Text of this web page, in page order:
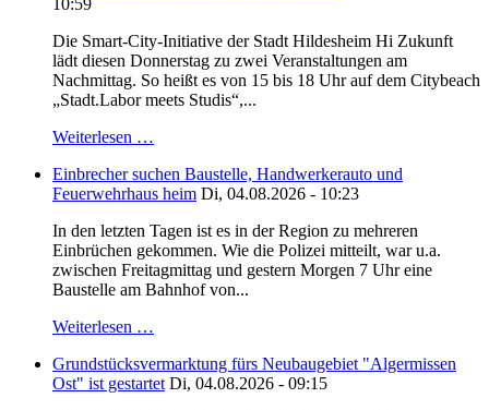
10:59
Die Smart-City-Initiative der Stadt Hildesheim Hi Zukunft
lädt diesen Donnerstag zu zwei Veranstaltungen am
Nachmittag. So heißt es von 15 bis 18 Uhr auf dem Citybeach
„Stadt.Labor meets Studis“,...
Weiterlesen …
Einbrecher suchen Baustelle, Handwerkerauto und
Feuerwehrhaus heim Di, 04.08.2026 - 10:23
In den letzten Tagen ist es in der Region zu mehreren
Einbrüchen gekommen. Wie die Polizei mitteilt, war u.a.
zwischen Freitagmittag und gestern Morgen 7 Uhr eine
Baustelle am Bahnhof von...
Weiterlesen …
Grundstücksvermarktung fürs Neubaugebiet "Algermissen
Ost" ist gestartet Di, 04.08.2026 - 09:15